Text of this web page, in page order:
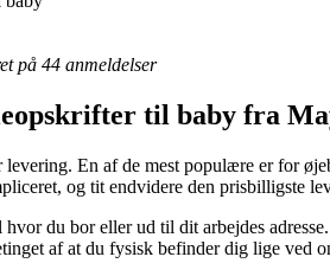
på 44 anmeldelser
til baby fra
En af de mest populære er for
og tit endvidere den
du bor eller ud til dit arbejdes
af at du fysisk befinder dig lige ved